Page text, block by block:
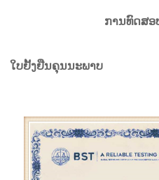
ການທົດສອ
ໃບຢັ້ງຢືນຄຸນນະພາບ